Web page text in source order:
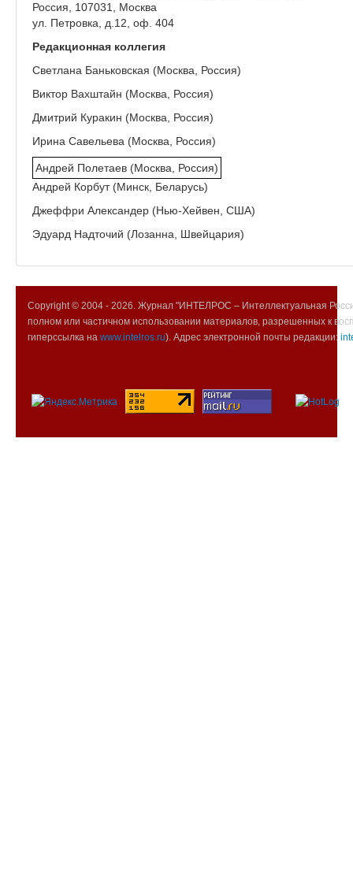
Россия, 107031, Москва
ул. Петровка, д.12, оф. 404
Редакционная коллегия
Светлана Баньковская (Москва, Россия)
Виктор Вахштайн (Москва, Россия)
Дмитрий Куракин (Москва, Россия)
Ирина Савельева (Москва, Россия)
Андрей Полетаев (Москва, Россия)
Андрей Корбут (Минск, Беларусь)
Джеффри Александер (Нью-Хейвен, США)
Эдуард Надточий (Лозанна, Швейцария)
Copyright © 2004 - 2026. Журнал "ИНТЕЛРОС – Интеллектуальная
полном или частичном использовании материалов, разрешенных к
гиперссылка на www.intelros.ru). Адрес электронной почты редакции: